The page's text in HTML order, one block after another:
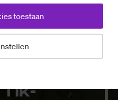
toestaan
Tik­